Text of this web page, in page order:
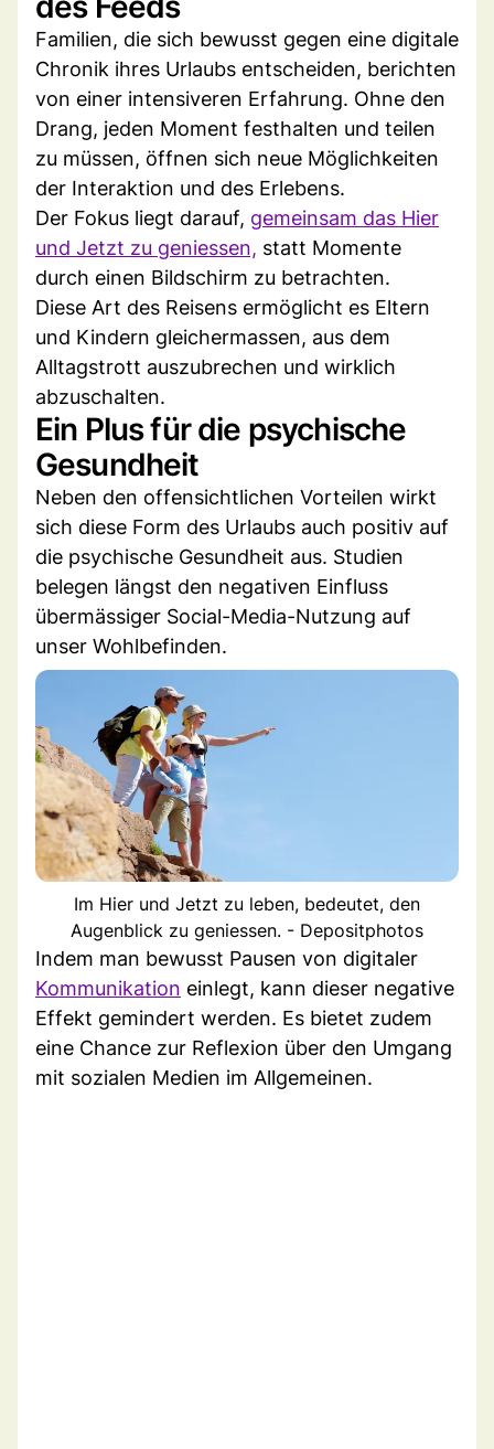
Familien, die sich bewusst gegen eine digitale
Chronik ihres Urlaubs entscheiden, berichten
von einer intensiveren Erfahrung. Ohne den
Drang, jeden Moment festhalten und teilen
zu müssen, öffnen sich neue Möglichkeiten
der Interaktion und des Erlebens.
Der Fokus liegt darauf, gemeinsam das Hier
und Jetzt zu geniessen, statt Momente
durch einen Bildschirm zu betrachten.
Diese Art des Reisens ermöglicht es Eltern
und Kindern gleichermassen, aus dem
Alltagstrott auszubrechen und wirklich
abzuschalten.
Ein Plus für die psychische
Gesundheit
Neben den offensichtlichen Vorteilen wirkt
sich diese Form des Urlaubs auch positiv auf
die psychische Gesundheit aus. Studien
belegen längst den negativen Einfluss
übermässiger Social-Media-Nutzung auf
unser Wohlbefinden.
Im Hier und Jetzt zu leben, bedeutet, den
Augenblick zu geniessen. - Depositphotos
Indem man bewusst Pausen von digitaler
Kommunikation einlegt, kann dieser negative
Effekt gemindert werden. Es bietet zudem
eine Chance zur Reflexion über den Umgang
mit sozialen Medien im Allgemeinen.